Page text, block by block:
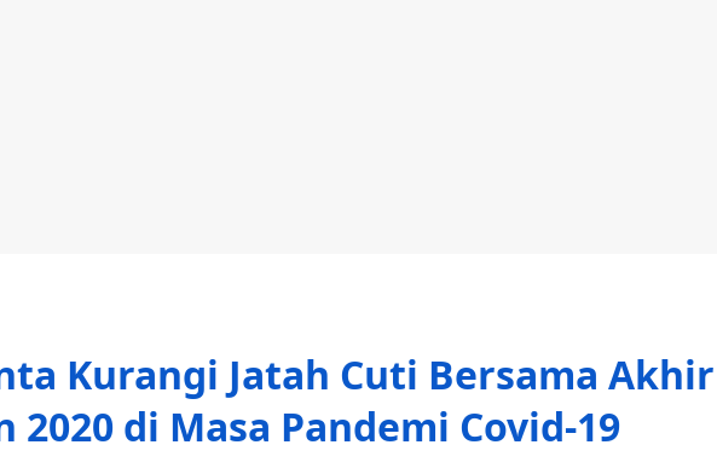
Kurangi Jatah Cuti Bersama Akhir
2020 di Masa Pandemi Covid-19